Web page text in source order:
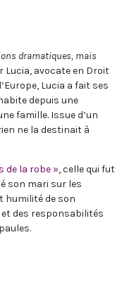
dramatiques, mais
Lucia, avocate en Droit
Lucia a fait ses
depuis une
famille. Issue d’un
ne la destinait à
de la robe »​​​​​​​, celle qui fut
son mari sur les
humilité de son
des responsabilités